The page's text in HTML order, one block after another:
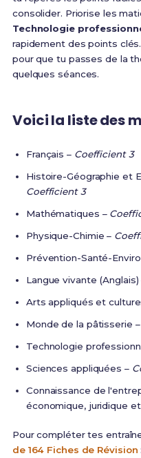
consolider. Priorise les
Technologie
rapidement des points
pour que tu passes de la
quelques séances.
Voici la liste des
Français – Coefficient 3
Histoire-Géographie et
Coefficient 3
Mathématiques –
Physique-Chimie –
Prévention-Santé-
Langue vivante (Anglais)
Arts appliqués et
Monde de la pâtisserie –
Technologie
Sciences appliquées –
Connaissance de
économique, juridique
Pour compléter tes
de 164 Fiches de Révision